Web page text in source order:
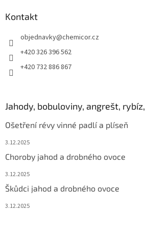
Kontakt
objednavky@chemicor.cz
+420 326 396 562
+420 732 886 867
Jahody, bobuloviny, angrešt,
Ošetření révy vinné padlí a plíseň
3.12.2025
Choroby jahod a drobného ovoce
3.12.2025
Škůdci jahod a drobného ovoce
3.12.2025